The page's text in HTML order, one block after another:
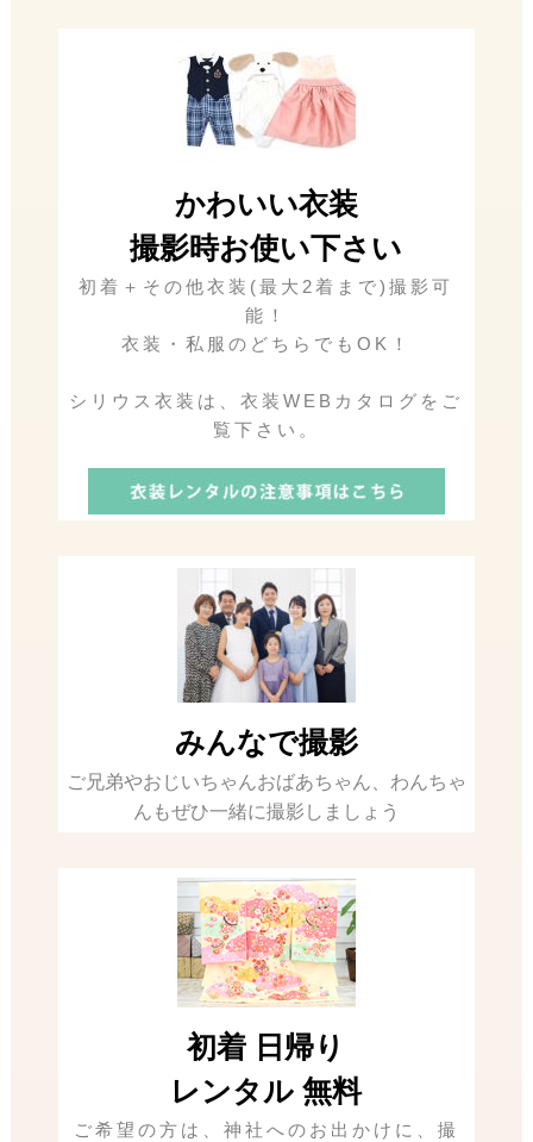
かわいい衣装
撮影時お使い下さい
初着＋その他衣装(最大2着まで)撮影可
能！
衣装・私服のどちらでもOK！
シリウス衣装は、衣装WEBカタログをご
覧下さい。
みんなで撮影
ご兄弟やおじいちゃんおばあちゃん、わんちゃ
んもぜひ一緒に撮影しましょう
初着 日帰り
レンタル 無料
ご希望の方は、神社へのお出かけに、撮